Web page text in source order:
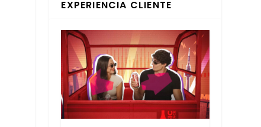
EXPERIENCIA CLIENTE